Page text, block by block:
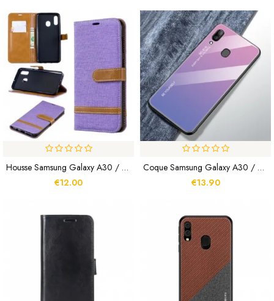
Housse Samsung Galaxy A30 / A20 Tissu Et Effet Cuir
€12.00
Coque Samsung Galaxy A30 / A20 Galvanisée Color
€13.90